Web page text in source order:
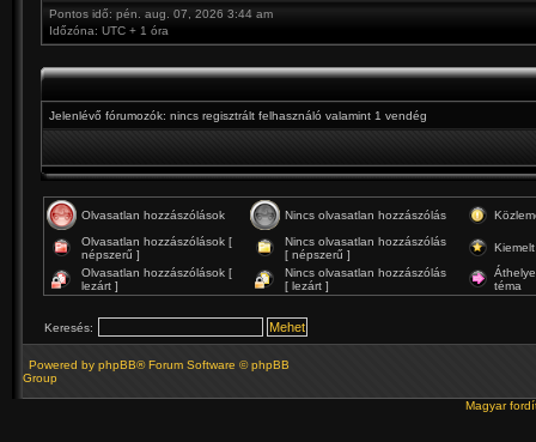
Pontos idő: pén. aug. 07, 2026 3:44 am
Időzóna: UTC + 1 óra
Jelenlévő fórumozók: nincs regisztrált felhasználó valamint 1 vendég
Olvasatlan hozzászólások Nincs olvasatlan hozzászólás
Olvasatlan hozzászólások [
népszerű ]
Nincs olvasatlan hozzászólás
[ népszerű ]
Kiemelt
Olvasatlan hozzászólások [
lezárt ]
Nincs olvasatlan hozzászólás
[ lezárt ]
téma
Keresés:
Powered by phpBB® Forum Software © phpBB
Group
Magyar